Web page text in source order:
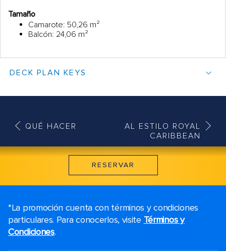
Tamaño
Camarote: 50,26 m²
Balcón: 24,06 m²
DECK PLAN KEYS
QUÉ HACER
AL ESTILO ROYAL
CARIBBEAN
RESERVAR
*La promoción cuenta con términos y condiciones
particulares. Para conocerlos, visite Términos y
Condiciones.